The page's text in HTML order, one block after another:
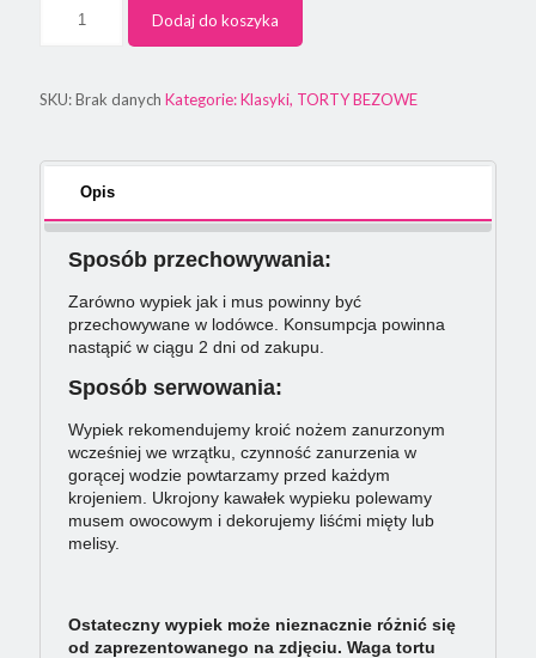
Dodaj do koszyka
SKU:Brak danych Kategorie:Klasyki, TORTY BEZOWE
Opis
Sposób przechowywania:
Zarówno wypiek jak i mus powinny być
przechowywane w lodówce. Konsumpcja powinna
nastąpić w ciągu 2 dni od zakupu.
Sposób serwowania:
Wypiek rekomendujemy kroić nożem zanurzonym
wcześniej we wrzątku, czynność zanurzenia w
gorącej wodzie powtarzamy przed każdym
krojeniem. Ukrojony kawałek wypieku polewamy
musem owocowym i dekorujemy liśćmi mięty lub
melisy.
Ostateczny wypiek może nieznacznie różnić się
od zaprezentowanego na zdjęciu. Waga tortu